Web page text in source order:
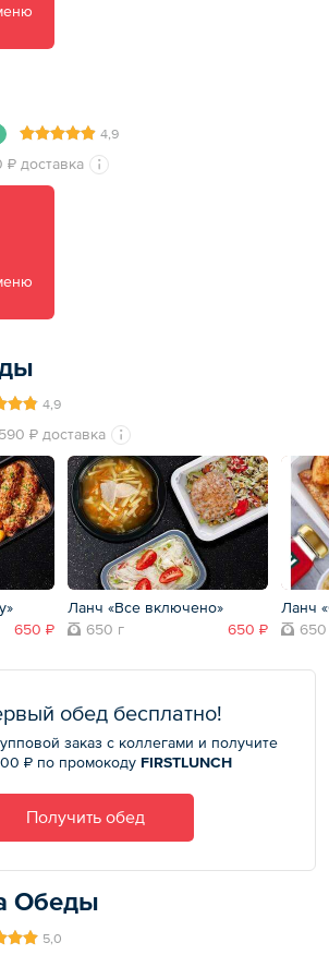
4,9
₽ доставка
4,9
590 ₽ доставка
650 ₽
Ланч «Все включено»
650 г
650 ₽
Ланч
650
обед бесплатно!
заказ с коллегами и получите
₽ по промокоду FIRSTLUNCH
Получить обед
Обеды
5,0